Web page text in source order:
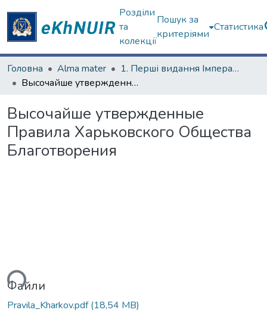
Розділи
та
колекції
Пошук за
критеріями
Статистика
Головна Alma mater
1. Перші видання Імператорського Харківського університету
Высочайше утвержденные Правила Харьковского Общества Благотворения
Высочайше утвержденные
Правила Харьковского Общества
Благотворения
Файли
Pravila_Kharkov.pdf(18,54 MB)